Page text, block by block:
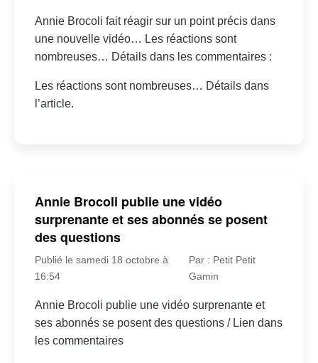
Annie Brocoli fait réagir sur un point précis dans
une nouvelle vidéo… Les réactions sont
nombreuses… Détails dans les commentaires :
Les réactions sont nombreuses… Détails dans
l’article.
Annie Brocoli publie une vidéo
surprenante et ses abonnés se posent
des questions
Publié le samedi 18 octobre à
16:54
Par : Petit Petit
Gamin
Annie Brocoli publie une vidéo surprenante et
ses abonnés se posent des questions / Lien dans
les commentaires